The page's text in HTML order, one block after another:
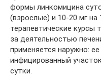
формы линкомицина
(взрослые) и 10-20 мг
терапевтические курсы
за деятельностью
применяется наружно:
инфицированный
сутки.